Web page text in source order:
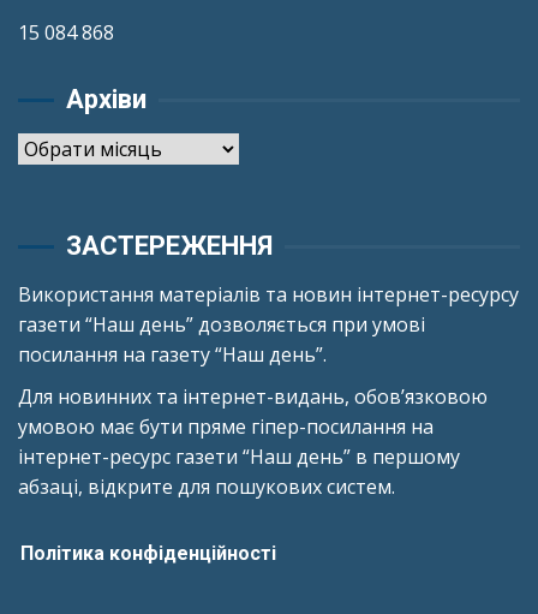
15 084 868
Архіви
Архіви
ЗАСТЕРЕЖЕННЯ
Використання матеріалів та новин інтернет-ресурсу
газети “Наш день” дозволяється при умові
посилання на газету “Наш день”.
Для новинних та інтернет-видань, обов’язковою
умовою має бути пряме гіпер-посилання на
інтернет-ресурс газети “Наш день” в першому
абзаці, відкрите для пошукових систем.
Політика конфіденційності